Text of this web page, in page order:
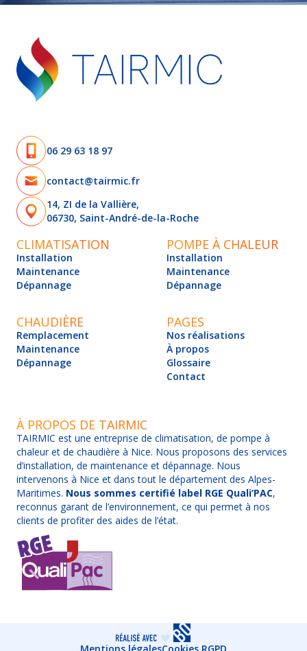
06 29 63 18 97
contact@tairmic.fr
14, ZI de la Vallière,
06730, Saint-André-de-la-Roche
CLIMATISATION
Installation
Maintenance
Dépannage
POMPE À CHALEUR
Installation
Maintenance
Dépannage
CHAUDIÈRE
Remplacement
Maintenance
Dépannage
PAGES
Nos réalisations
À propos
Glossaire
Contact
À PROPOS DE TAIRMIC
TAIRMIC est une entreprise de climatisation, de pompe à
chaleur et de chaudière à Nice. Nous proposons des services
d’installation, de maintenance et dépannage. Nous
intervenons à Nice et dans tout le département des Alpes-
Maritimes. Nous sommes certifié label RGE Quali’PAC,
reconnus garant de l’environnement, ce qui permet à nos
clients de profiter des aides de l’état.
Mentions légalesCookies RGPD